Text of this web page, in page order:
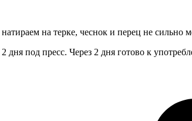
на терке, чеснок и перец не сильно
дня под пресс. Через 2 дня готово к